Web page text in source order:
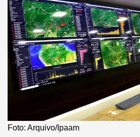
Foto: Arquivo/Ipaam